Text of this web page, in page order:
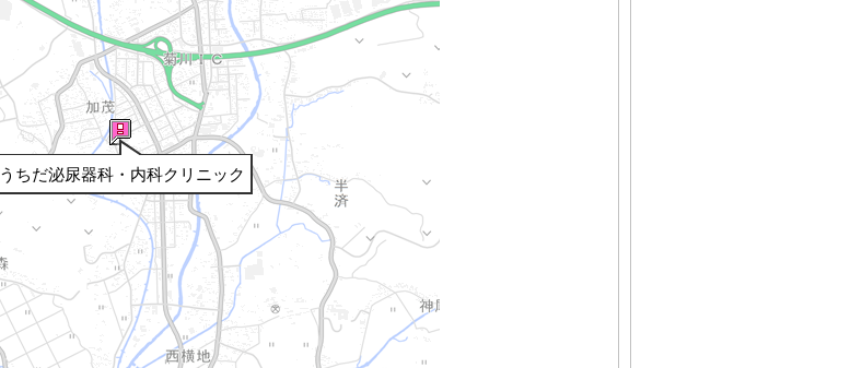
うちだ泌尿器科・内科クリニック